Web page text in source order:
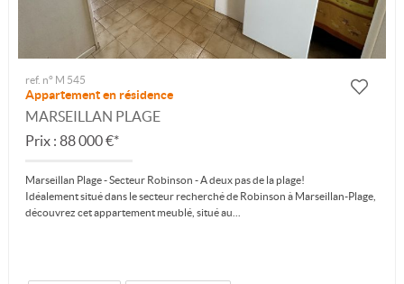
ref. n° M 545
Appartement en résidence
MARSEILLAN PLAGE
Prix : 88 000 €*
Marseillan Plage - Secteur Robinson - A deux pas de la plage!
Idéalement situé dans le secteur recherché de Robinson à Marseillan-Plage,
découvrez cet appartement meublé, situé au...